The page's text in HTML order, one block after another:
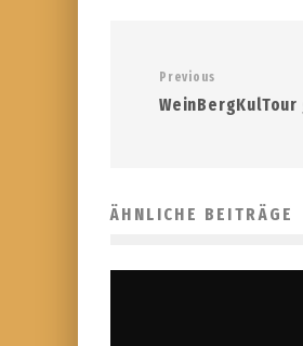
Previous
ÄHNLICHE BEITRÄGE